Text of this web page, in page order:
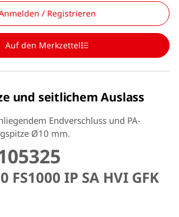
/ Registrieren
Auf den Merkzettel
und seitlichem Auslass
Endverschluss und PA-
Ø10 mm.
FS1000 IP SA HVI GFK